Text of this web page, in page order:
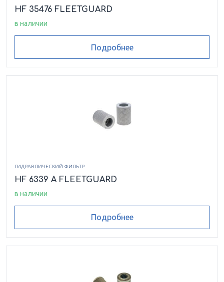
HF 35476 FLEETGUARD
в наличии
Подробнее
ГИДРАВЛИЧЕСКИЙ ФИЛЬТР
HF 6339 A FLEETGUARD
в наличии
Подробнее